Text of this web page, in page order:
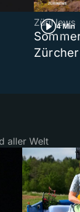
4 Min
ZüriNews
aller Welt